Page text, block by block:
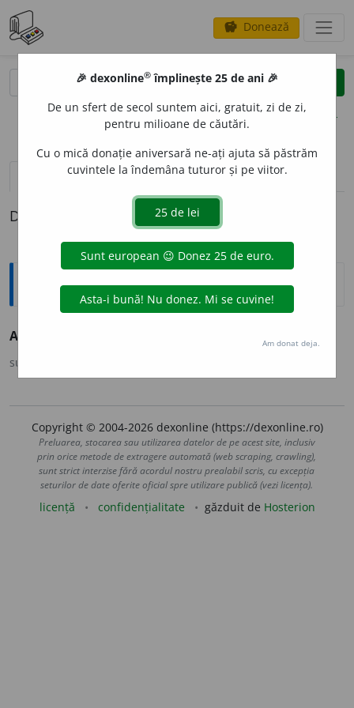
savings Donează
clear
opțiuni
definiții (1)
Definiția cu ID-ul 172513:
Sinonime
ARVAN
sursa:
Copyright © 2004-2026 dexonline (https://dexonline.ro)
Preluarea, stocarea sau utilizarea datelor de pe acest site, inclusiv
prin orice metode de extragere automată (web scraping, crawling),
sunt strict interzise fără acordul nostru prealabil scris, cu excepția
seturilor de date oferite oficial spre utilizare publică (vezi licența).
licență confidențialitate găzduit de Hosterion
🎉 dexonline® împlinește 25 de ani 🎉
De un sfert de secol suntem aici, gratuit, zi de zi,
pentru milioane de căutări.
Cu o mică donație aniversară ne-ați ajuta să păstrăm
cuvintele la îndemâna tuturor și pe viitor.
Am donat deja.